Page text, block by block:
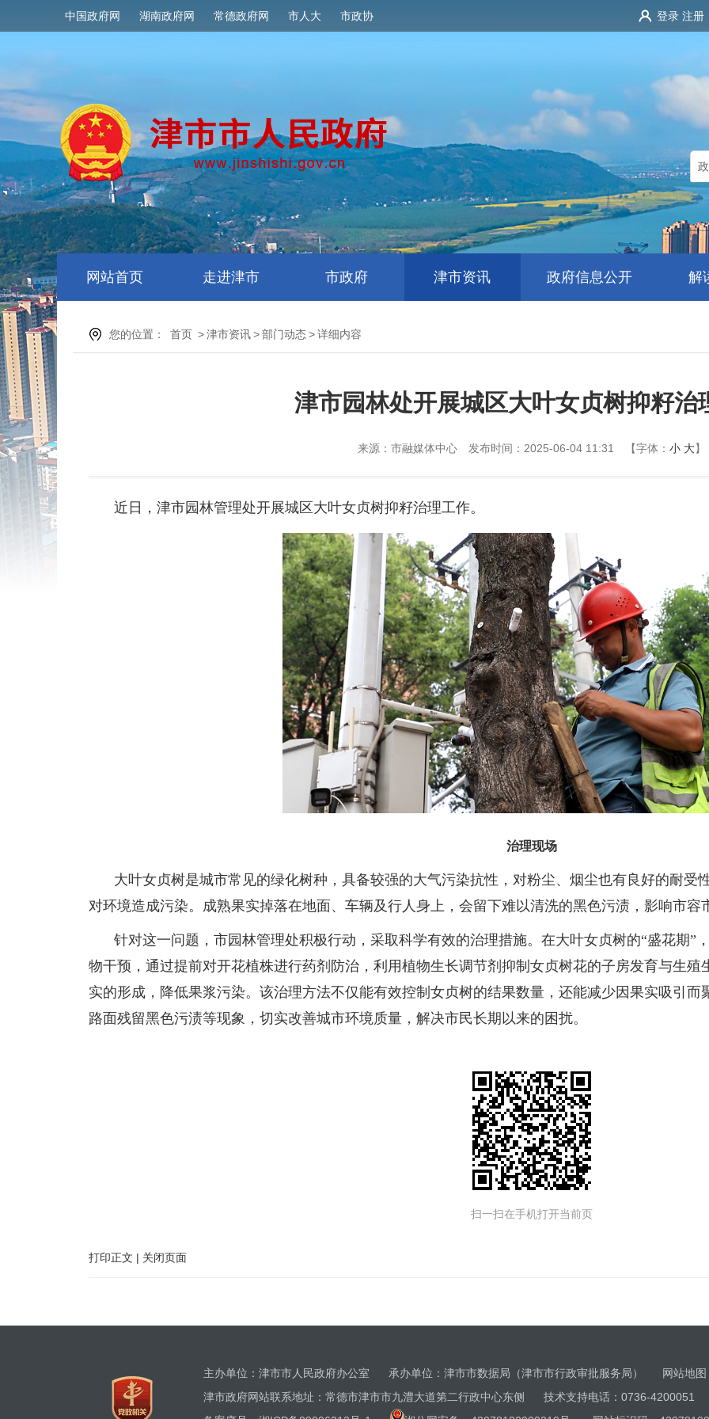
中国政府网 湖南政府网 常德政府网 市人大 市政协 登录 注册
网站首页 走进津市 市政府 津市资讯 政府信息公开 解
您的位置： 首页 >津市资讯>部门动态>详细内容
津市园林处开展城区大叶女贞树抑籽治
来源：市融媒体中心 发布时间：2025-06-04 11:31 【字体： 小 大】
近日，津市园林管理处开展城区大叶女贞树抑籽治理工作。
治理现场
大叶女贞树是城市常见的绿化树种，具备较强的大气污染抗性，对粉尘、烟尘也有良好的耐受
对环境造成污染。成熟果实掉落在地面、车辆及行人身上，会留下难以清洗的黑色污渍，影响市容
针对这一问题，市园林管理处积极行动，采取科学有效的治理措施。在大叶女贞树的“盛花期”
物干预，通过提前对开花植株进行药剂防治，利用植物生长调节剂抑制女贞树花的子房发育与生
实的形成，降低果浆污染。该治理方法不仅能有效控制女贞树的结果数量，还能减少因果实吸引
路面残留黑色污渍等现象，切实改善城市环境质量，解决市民长期以来的困扰。
扫一扫在手机打开当前页
打印正文 | 关闭页面
主办单位：津市市人民政府办公室 承办单位：津市市数据局（津市市行政审批服务局）
网站地图
津市政府网站联系地址：常德市津市市九澧大道第二行政中心东侧 技术支持电话：0736-4200051